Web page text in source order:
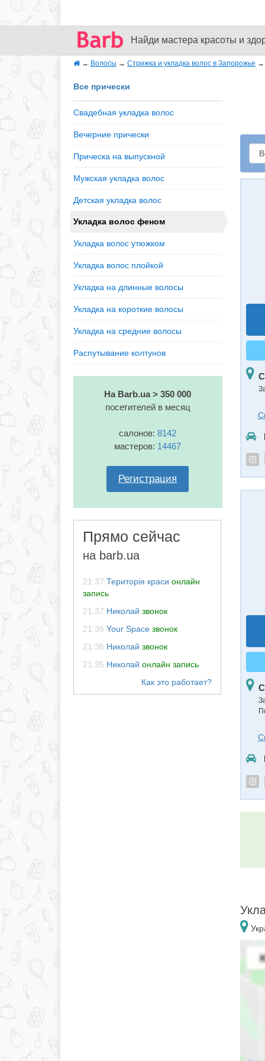
Найди мастера красоты и
→ Волосы → Стрижка и укладка волос в Запорожье
Все прически
Свадебная укладка волос
Вечерние прически
Прическа на выпускной
Мужская укладка волос
Детская укладка волос
Укладка волос феном
Укладка волос утюжком
Укладка волос плойкой
Укладка на длинные волосы
Укладка на короткие волосы
Укладка на средние волосы
Распутывание колтунов
На Barb.ua > 350 000
посетителей в месяц
салонов:8142
мастеров: 14467
Регистрация
Прямо сейчас
на barb.ua
21:37 Територія краси онлайн
запись
21:37 Николай звонок
21:36 Your Space звонок
21:36 Николай звонок
21:35 Николай онлайн запись